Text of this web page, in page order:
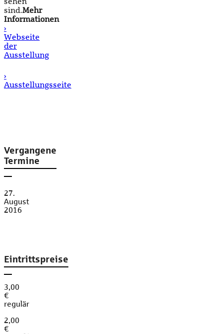
sind.Mehr
Informationen
›
Webseite
der
Ausstellung
›
Ausstellungsseite
Vergangene
Termine
27.
August
2016
Eintrittspreise
3,00
€
regulär
2,00
€